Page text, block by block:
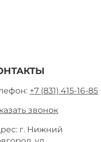
+7 (831) 415-16-85
звонок
г. Нижний